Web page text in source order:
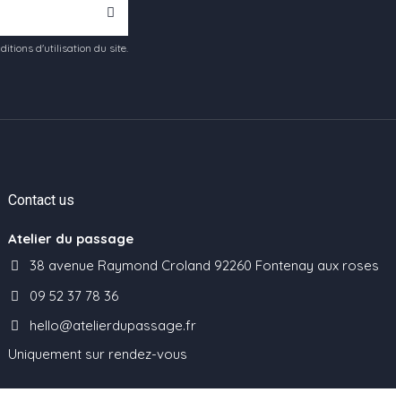
d'utilisation du site.
Contact us
Atelier du passage
38 avenue Raymond Croland 92260 Fontenay aux roses
09 52 37 78 36
hello@atelierdupassage.fr
Uniquement sur rendez-vous